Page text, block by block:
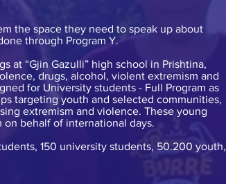
the space they need to speak up about
through Program Y.
at “Gjin Gazulli” high school in Prishtina,
drugs, alcohol, violent extremism and
for University students - Full Program as
targeting youth and selected communities,
extremism and violence. These young
on behalf of international days.
150 university students, 50.200 youth,